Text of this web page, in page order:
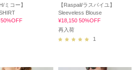
ミコー】
【Raspail/ラスパイユ】
Sleeveless Blouse
¥18,150 50%OFF
再入荷
1